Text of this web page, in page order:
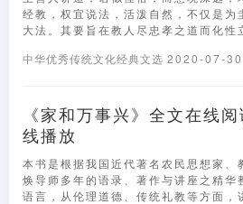
经教，权宜说法，活泼自然，不仅是为
大法。其要旨在教人尽忠孝之道而化
中华优秀传统文化经典文选 2020-07-30
《家和万事兴》全文在线
线播放
本书是根据我国近代著名农民思想家、
焕导师多年的语录、著作与讲座之精华
语言，从伦理道德、传统礼教等方面